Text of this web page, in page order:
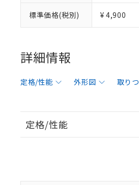
標準価格(税別) ¥ 4,900
詳細情報
定格/性能 外形図 取り
定格/性能